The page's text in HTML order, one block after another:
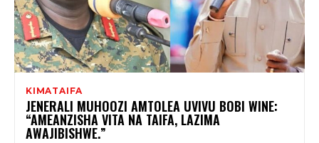
KIMATAIFA
JENERALI MUHOOZI AMTOLEA UVIVU BOBI WINE:
“AMEANZISHA VITA NA TAIFA, LAZIMA
AWAJIBISHWE.”